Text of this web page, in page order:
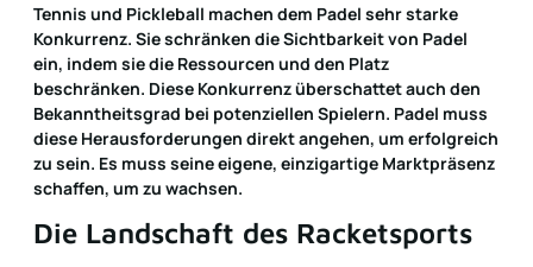
Tennis und Pickleball machen dem Padel sehr starke
Konkurrenz. Sie schränken die Sichtbarkeit von Padel
ein, indem sie die Ressourcen und den Platz
beschränken. Diese Konkurrenz überschattet auch den
Bekanntheitsgrad bei potenziellen Spielern. Padel muss
diese Herausforderungen direkt angehen, um erfolgreich
zu sein. Es muss seine eigene, einzigartige Marktpräsenz
schaffen, um zu wachsen.
Die Landschaft des Racketsports